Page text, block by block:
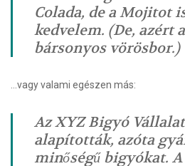
Colada, de a Mojitot
kedvelem. (De, azért
bársonyos vörösbor.)
…vagy valami egészen más:
Az XYZ Bigyó
alapították, azóta
minőségű bigyókat.